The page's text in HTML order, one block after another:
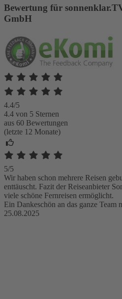
Bewertung für
GmbH
4.4/5
4.4 von 5 Sternen
aus 60 Bewertungen
(letzte 12 Monate)
5/5
Wir haben schon mehrere Reisen
enttäuscht. Fazit der Reiseanbieter
viele schöne Fernreisen ermöglicht.
Ein Dankeschön an das ganze Team
25.08.2025